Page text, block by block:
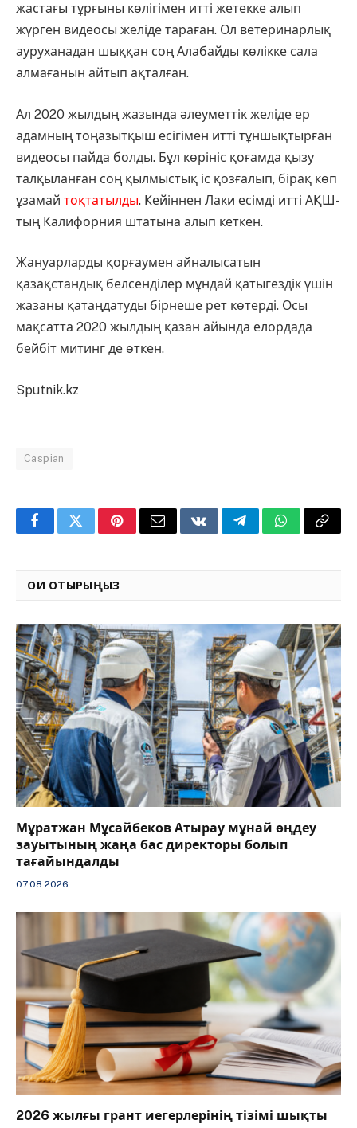
жастағы тұрғыны көлігімен итті жетекке алып
жүрген видеосы желіде тараған. Ол ветеринарлық
ауруханадан шыққан соң Алабайды көлікке сала
алмағанын айтып ақталған.
Ал 2020 жылдың жазында әлеуметтік желіде ер
адамның тоңазытқыш есігімен итті тұншықтырған
видеосы пайда болды. Бұл көрініс қоғамда қызу
талқыланған соң қылмыстық іс қозғалып, бірақ көп
ұзамай тоқтатылды. Кейіннен Лаки есімді итті АҚШ-
тың Калифорния штатына алып кеткен.
Жануарларды қорғаумен айналысатын
қазақстандық белсенділер мұндай қатыгездік үшін
жазаны қатаңдатуды бірнеше рет көтерді. Осы
мақсатта 2020 жылдың қазан айында елордада
бейбіт митинг де өткен.
Sputnik.kz
Caspian
FacebookTwitterPinterestEmail VKontakteTelegramWhatsApp
Copy
ОҚИ ОТЫРЫҢЫЗ
Мұратжан Мұсайбеков Атырау мұнай өңдеу
зауытының жаңа бас директоры болып
тағайындалды
07.08.2026
2026 жылғы грант иегерлерінің тізімі шықты